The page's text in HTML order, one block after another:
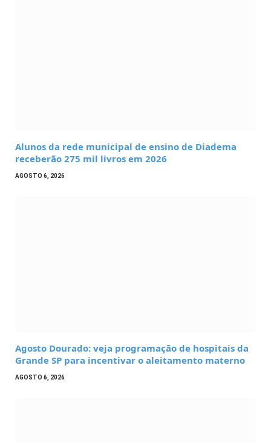
Alunos da rede municipal de ensino de Diadema
receberão 275 mil livros em 2026
AGOSTO 6, 2026
Agosto Dourado: veja programação de hospitais da
Grande SP para incentivar o aleitamento materno
AGOSTO 6, 2026